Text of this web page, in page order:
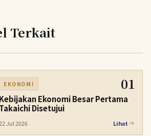
Terkait
EKONOMI 01
Kebijakan Ekonomi Besar Pertama
Takaichi Disetujui
Jul 2026 Lihat